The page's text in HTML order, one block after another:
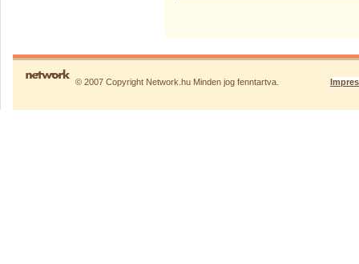
© 2007 Copyright Network.hu Minden jog fenntartva.